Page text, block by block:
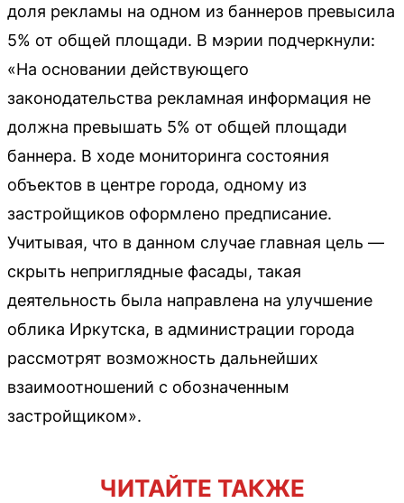
доля рекламы на одном из баннеров превысила
5% от общей площади. В мэрии подчеркнули:
«На основании действующего
законодательства рекламная информация не
должна превышать 5% от общей площади
баннера. В ходе мониторинга состояния
объектов в центре города, одному из
застройщиков оформлено предписание.
Учитывая, что в данном случае главная цель —
скрыть неприглядные фасады, такая
деятельность была направлена на улучшение
облика Иркутска, в администрации города
рассмотрят возможность дальнейших
взаимоотношений с обозначенным
застройщиком».
ЧИТАЙТЕ ТАКЖЕ